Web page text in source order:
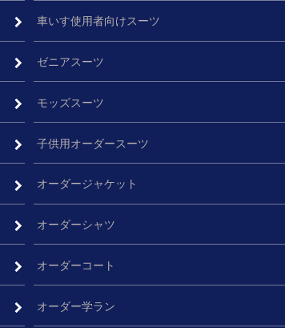
車いす使用者向けスーツ
ゼニアスーツ
モッズスーツ
子供用オーダースーツ
オーダージャケット
オーダーシャツ
オーダーコート
オーダー学ラン